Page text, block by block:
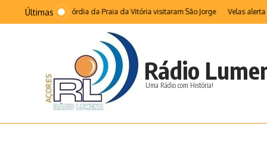
Ir para o conteúdo
Últimas
Casa da Misericórdia da Praia da Vitória visitaram São Jorge Velas alerta
Rádio
Uma Rádio com História!